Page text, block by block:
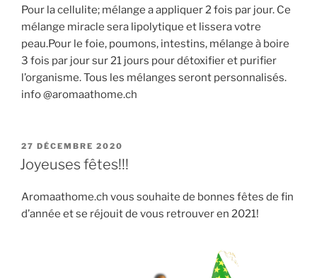
Pour la cellulite; mélange a appliquer 2 fois par jour. Ce
mélange miracle sera lipolytique et lissera votre
peau.Pour le foie, poumons, intestins, mélange à boire
3 fois par jour sur 21 jours pour détoxifier et purifier
l’organisme. Tous les mélanges seront personnalisés.
info @aromaathome.ch
PUBLIÉ
LE
27 DÉCEMBRE 2020
Joyeuses fêtes!!!
Aromaathome.ch vous souhaite de bonnes fêtes de fin
d’année et se réjouit de vous retrouver en 2021!